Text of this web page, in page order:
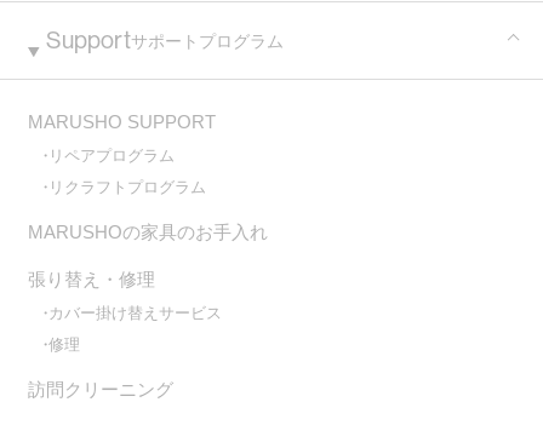
Supportサポートプログラム
MARUSHO SUPPORT
リペアプログラム
リクラフトプログラム
MARUSHOの家具のお⼿⼊れ
張り替え・修理
カバー掛け替えサービス
修理
訪問クリーニング